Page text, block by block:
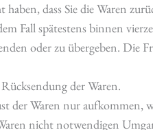
haben, dass Sie die Waren
Fall spätestens binnen
oder zu übergeben. Die
der Waren.
der Waren nur
nicht notwendigen